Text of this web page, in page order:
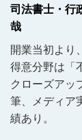
司法書士・行
哉
開業当初より
得意分野は「
クローズアッ
筆、メディア
績あり。